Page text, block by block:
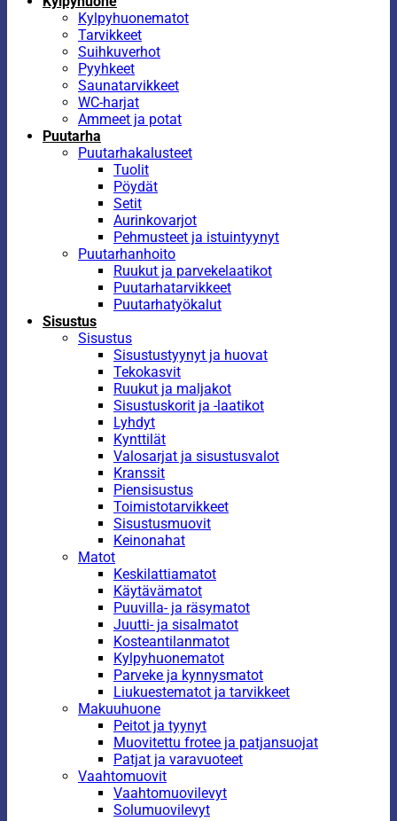
Kylpyhuonematot
Tarvikkeet
Suihkuverhot
Pyyhkeet
Saunatarvikkeet
WC-harjat
Ammeet ja potat
Puutarha
Puutarhakalusteet
Tuolit
Pöydät
Setit
Aurinkovarjot
Pehmusteet ja istuintyynyt
Puutarhanhoito
Ruukut ja parvekelaatikot
Puutarhatarvikkeet
Puutarhatyökalut
Sisustus
Sisustus
Sisustustyynyt ja huovat
Tekokasvit
Ruukut ja maljakot
Sisustuskorit ja -laatikot
Lyhdyt
Kynttilät
Valosarjat ja sisustusvalot
Kranssit
Piensisustus
Toimistotarvikkeet
Sisustusmuovit
Keinonahat
Matot
Keskilattiamatot
Käytävämatot
Puuvilla- ja räsymatot
Juutti- ja sisalmatot
Kosteantilanmatot
Kylpyhuonematot
Parveke ja kynnysmatot
Liukuestematot ja tarvikkeet
Makuuhuone
Peitot ja tyynyt
Muovitettu frotee ja patjansuojat
Patjat ja varavuoteet
Vaahtomuovit
Vaahtomuovilevyt
Solumuovilevyt